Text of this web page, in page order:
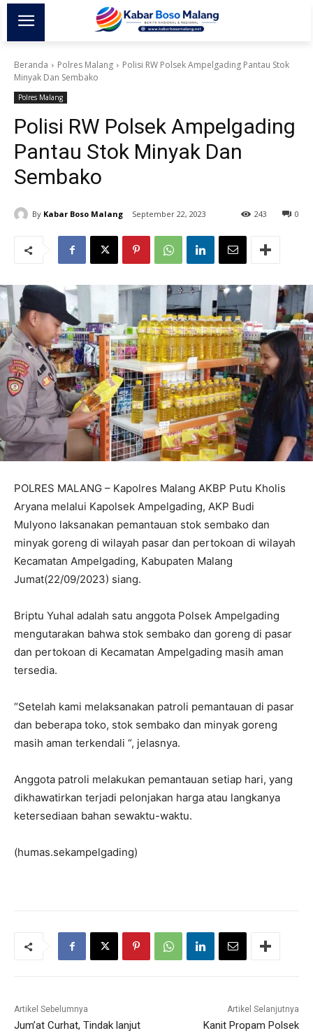
Beranda Polres Malang
Polisi RW Polsek Ampelgading Pantau Stok
Minyak Dan Sembako
Polres Malang
Polisi RW Polsek Ampelgading
Pantau Stok Minyak Dan
Sembako
By Kabar Boso Malang September 22, 2023 0
243
POLRES MALANG – Kapolres Malang AKBP Putu Kholis
Aryana melalui Kapolsek Ampelgading, AKP Budi
Mulyono laksanakan pemantauan stok sembako dan
minyak goreng di wilayah pasar dan pertokoan di wilayah
Kecamatan Ampelgading, Kabupaten Malang
Jumat(22/09/2023) siang.
Briptu Yuhal adalah satu anggota Polsek Ampelgading
mengutarakan bahwa stok sembako dan goreng di pasar
dan pertokoan di Kecamatan Ampelgading masih aman
tersedia.
“Setelah kami melaksanakan patroli pemantauan di pasar
dan beberapa toko, stok sembako dan minyak goreng
masih aman terkendali “, jelasnya.
Anggota patroli melakukan pemantauan setiap hari, yang
dikhawatirkan terjadi pelonjakan harga atau langkanya
ketersediaan bahan sewaktu-waktu.
(humas.sekampelgading)
Artikel Sebelumnya
Jum’at Curhat, Tindak lanjut
Artikel Selanjutnya
Kanit Propam Polsek